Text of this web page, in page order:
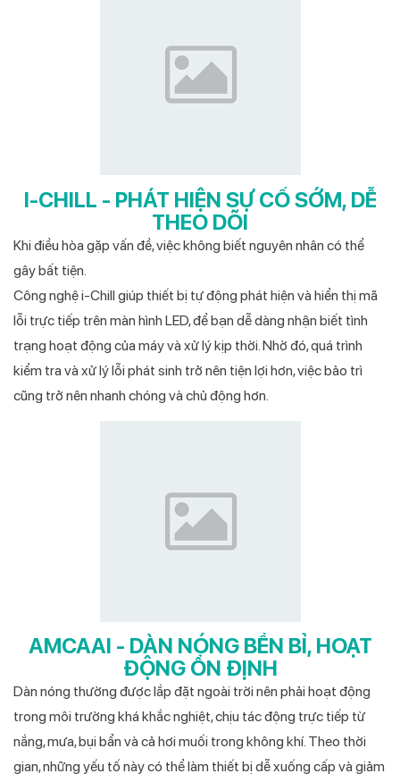
I-CHILL - PHÁT HIỆN SỰ CỐ SỚM, DỄ
THEO DÕI
Khi điều hòa gặp vấn đề, việc không biết nguyên nhân có thể
gây bất tiện.
Công nghệ i-Chill giúp thiết bị tự động phát hiện và hiển thị mã
lỗi trực tiếp trên màn hình LED, để bạn dễ dàng nhận biết tình
trạng hoạt động của máy và xử lý kịp thời. Nhờ đó, quá trình
kiểm tra và xử lý lỗi phát sinh trở nên tiện lợi hơn, việc bảo trì
cũng trở nên nhanh chóng và chủ động hơn.
AMCAAI - DÀN NÓNG BỀN BỈ, HOẠT
ĐỘNG ỔN ĐỊNH
Dàn nóng thường được lắp đặt ngoài trời nên phải hoạt động
trong môi trường khá khắc nghiệt, chịu tác động trực tiếp từ
nắng, mưa, bụi bẩn và cả hơi muối trong không khí. Theo thời
gian, những yếu tố này có thể làm thiết bị dễ xuống cấp và giảm